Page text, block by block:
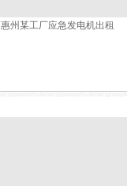
惠州某工厂应急发电机出租